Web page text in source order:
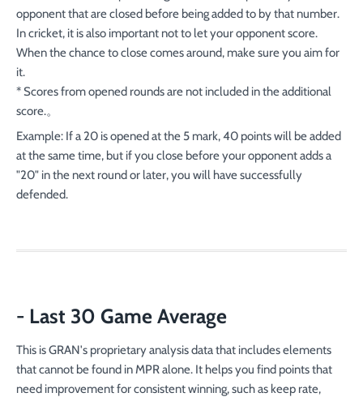
opponent that are closed before being added to by that number.
In cricket, it is also important not to let your opponent score.
When the chance to close comes around, make sure you aim for
it.
* Scores from opened rounds are not included in the additional
score.。
Example: If a 20 is opened at the 5 mark, 40 points will be added
at the same time, but if you close before your opponent adds a
"20" in the next round or later, you will have successfully
defended.
- Last 30 Game Average
This is GRAN's proprietary analysis data that includes elements
that cannot be found in MPR alone. It helps you find points that
need improvement for consistent winning, such as keep rate,